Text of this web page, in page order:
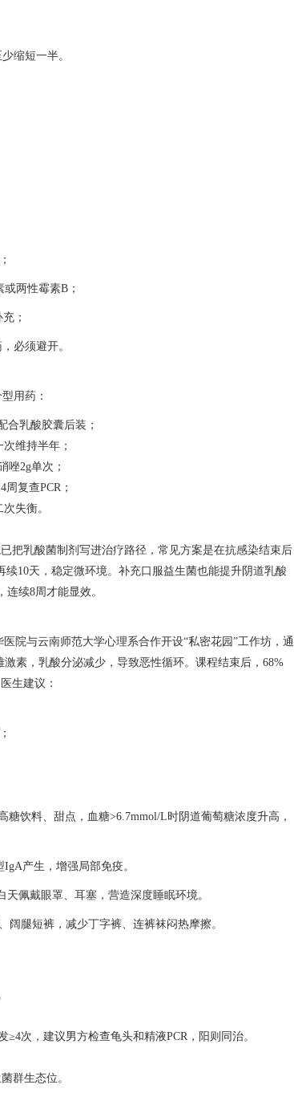
缩短一半。
两性霉素B；
；
必须避开。
用药：
合乳酸胶囊后装；
维持半年；
唑2g单次；
复查PCR；
失衡。
把乳酸菌制剂写进治疗路径，常见方案是在抗感染结束后
10天，稳定微环境。补充口服益生菌也能提升阴道乳酸
连续8周才能显效。
院与云南师范大学心理系合作开设“私密花园”工作坊，通
素，乳酸分泌减少，导致恶性循环。课程结束后，68%
生建议：
饮料、甜点，血糖>6.7mmol/L时阴道葡萄糖浓度升高，
产生，增强局部免疫。
佩戴眼罩、耳塞，营造深度睡眠环境。
腿短裤，减少丁字裤、连裤袜闷热摩擦。
次，建议男方检查龟头和精液PCR，阳则同治。
群生态位。